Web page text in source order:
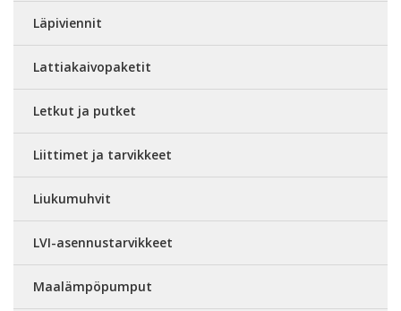
Läpiviennit
Lattiakaivopaketit
Letkut ja putket
Liittimet ja tarvikkeet
Liukumuhvit
LVI-asennustarvikkeet
Maalämpöpumput